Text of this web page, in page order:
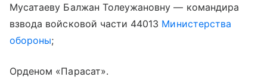
Мусатаеву Балжан Толеужановну — командира
взвода войсковой части 44013 Министерства
обороны;
Орденом «Парасат».